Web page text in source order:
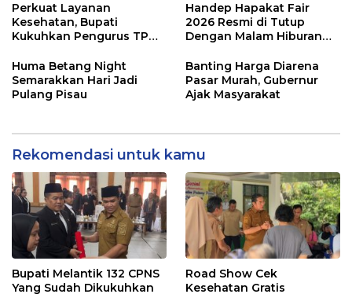
Perkuat Layanan
Kesehatan, Bupati
Kukuhkan Pengurus TP
Handep Hapakat Fair
2026 Resmi di Tutup
Dengan Malam Hiburan
Huma Betang Night
Semarakkan Hari Jadi
Pulang Pisau
Banting Harga Diarena
Pasar Murah, Gubernur
Ajak Masyarakat
Rekomendasi untuk kamu
Bupati Melantik 132 CPNS
Yang Sudah Dikukuhkan
Road Show Cek
Kesehatan Gratis